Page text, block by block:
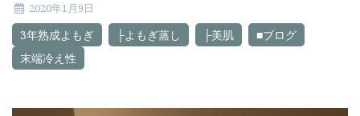
キ
ッ
プ
2020年1月9日
3年熟成よもぎ ├よもぎ蒸し ├美肌
■ブログ
末端冷え性